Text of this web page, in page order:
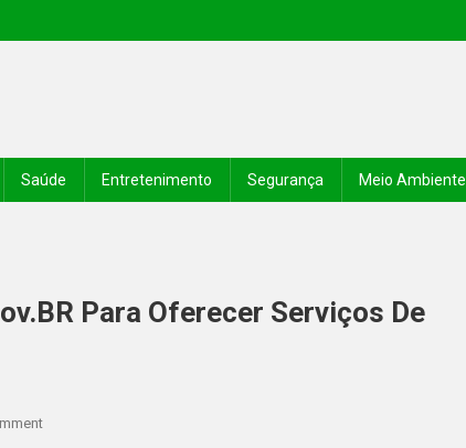
Saúde Entretenimento Segurança Meio Ambiente
Para Oferecer Serviços De